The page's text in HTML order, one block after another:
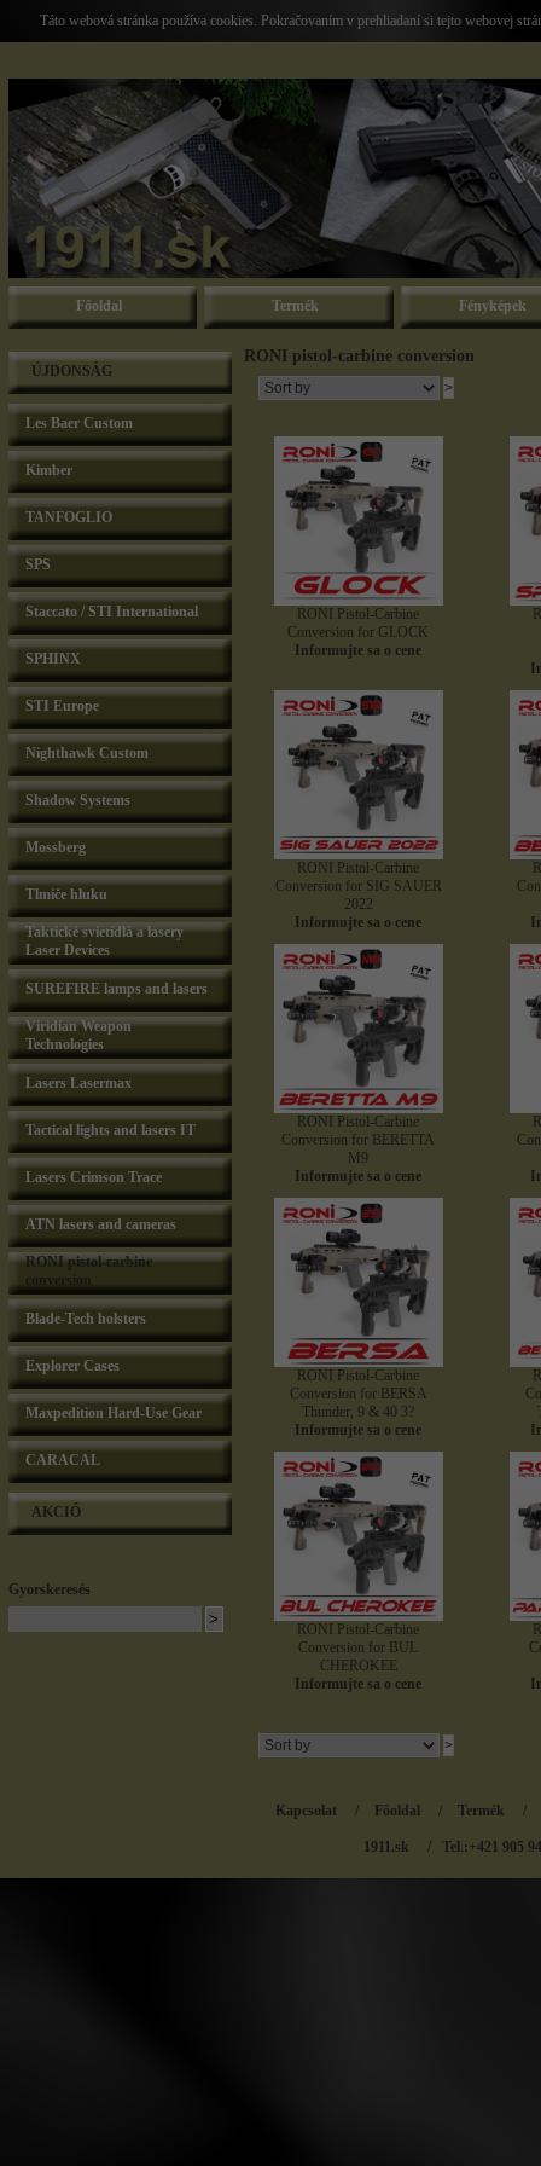
Táto webová stránka používa cookies. Pokračovaním v prehliadaní si tejto webovej
Főoldal Termék Fényképek
ÚJDONSÁG
Les Baer Custom
Kimber
TANFOGLIO
SPS
Staccato / STI International
SPHINX
STI Europe
Nighthawk Custom
Shadow Systems
Mossberg
Tlmiče hluku
Taktické svietidlá a lasery
Laser Devices
SUREFIRE lamps and lasers
Viridian Weapon
Technologies
Lasers Lasermax
Tactical lights and lasers IT
Lasers Crimson Trace
ATN lasers and cameras
RONI pistol-carbine
Blade-Tech holsters
Explorer Cases
Maxpedition Hard-Use Gear
CARACAL
AKCIÓ
Gyorskeresés
RONI pistol-carbine conversion
RONI Pistol-Carbine
Conversion for GLOCK
Informujte sa o cene
RONI Pistol-Carbine
Conversion for SIG SAUER
2022
Informujte sa o cene
RONI Pistol-Carbine
Conversion for BERETTA
M9
Informujte sa o cene
RONI Pistol-Carbine
Conversion for BERSA
Thunder, 9 & 40 3?
Informujte sa o cene
RONI Pistol-Carbine
Conversion for BUL
CHEROKEE
Informujte sa o cene
Kapcsolat / Főoldal / Termék /
1911.sk / Tel.:+421 905